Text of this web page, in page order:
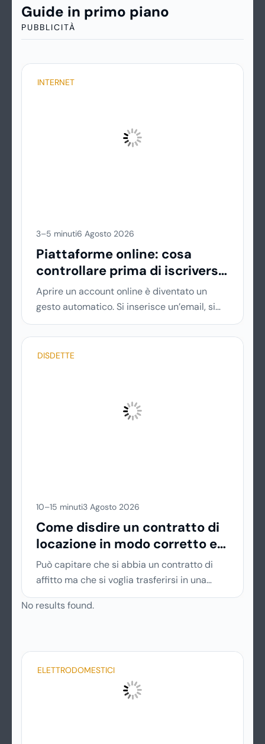
Guide in primo piano
PUBBLICITÀ
INTERNET
3–5 minuti6 Agosto 2026
Piattaforme online: cosa
controllare prima di iscriversi
e usare servizi in tempo reale
Aprire un account online è diventato un
gesto automatico. Si inserisce un’email, si
sceglie una password, si accetta una serie
di condizioni senza leggerle davvero. Tutto
avviene in pochi minuti, spesso senza che ci
DISDETTE
10–15 minuti3 Agosto 2026
Come disdire un contratto di
locazione in modo corretto ed
efficace
Può capitare che si abbia un contratto di
affitto ma che si voglia trasferirsi in una
nuova città o si abbiano problemi a pagare il
canone, per cui si comincia a cercare
come inviare la disdetta per un contratto di
No results found.
ELETTRODOMESTICI